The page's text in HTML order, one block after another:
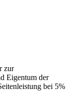
zur
Eigentum der
bei 5%